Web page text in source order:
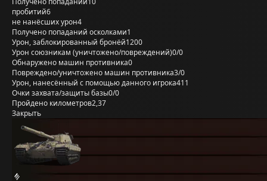
пробитий6
не нанёсших урон4
Получено попаданий осколками1
Урон, заблокированный бронёй1200
Урон союзникам (уничтожено/повреждений)0/0
Обнаружено машин противника0
Повреждено/уничтожено машин противника3/0
Урон, нанесённый с помощью данного игрока411
Очки захвата/защиты базы0/0
Пройдено километров2,37
Закрыть